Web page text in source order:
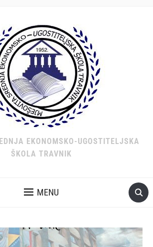
EKONOMSKO-UGOSTITELJSKA
ŠKOLA TRAVNIK
MENU